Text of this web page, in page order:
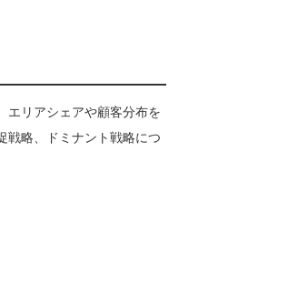
エリアシェアや顧客分布を
戦略、ドミナント戦略につ